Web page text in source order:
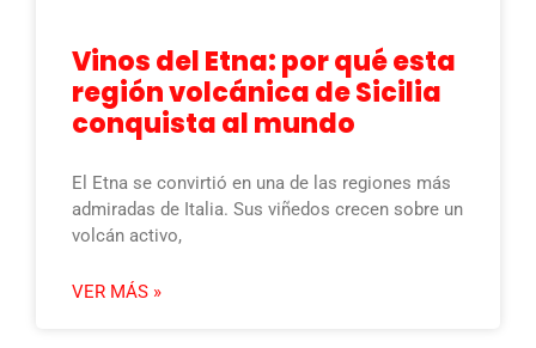
Vinos del Etna: por qué esta
región volcánica de Sicilia
conquista al mundo
El Etna se convirtió en una de las regiones más
admiradas de Italia. Sus viñedos crecen sobre un
volcán activo,
VER MÁS »